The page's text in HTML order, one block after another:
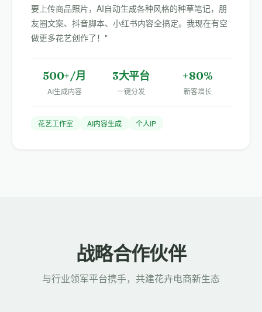
要上传商品照片，AI自动生成各种风格的种草笔记，朋
友圈文案、抖音脚本、小红书内容全搞定。我现在有空
做更多花艺创作了！"
500+/月
AI生成内容
3大平台
一键分发
+80%
新客增长
花艺工作室 AI内容生成 个人IP
战略合作伙伴
与行业领军平台携手，共建花卉电商新生态